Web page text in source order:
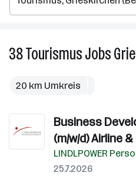
38TourismusJobs
20 km Umkreis
Business
(m/w/d) Airline
LINDLPOWER
25.7.2026